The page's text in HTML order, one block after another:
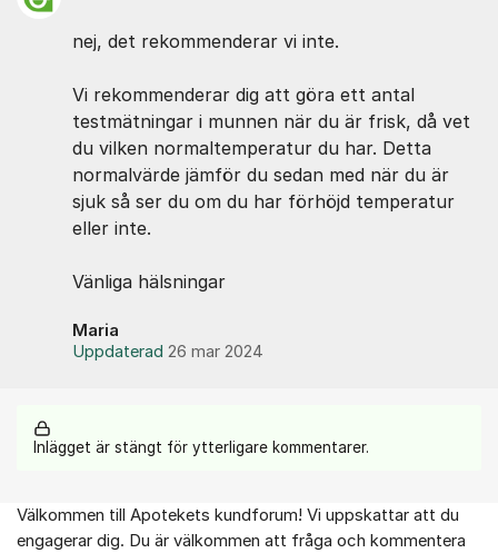
nej, det rekommenderar vi inte.
Vi rekommenderar dig att göra ett antal
testmätningar i munnen när du är frisk, då vet
du vilken normaltemperatur du har. Detta
normalvärde jämför du sedan med när du är
sjuk så ser du om du har förhöjd temperatur
eller inte.
Vänliga hälsningar
Maria
Uppdaterad 26 mar 2024
Inlägget är stängt för ytterligare kommentarer.
Om forumet
Välkommen till Apotekets kundforum! Vi uppskattar att du
engagerar dig. Du är välkommen att fråga och kommentera